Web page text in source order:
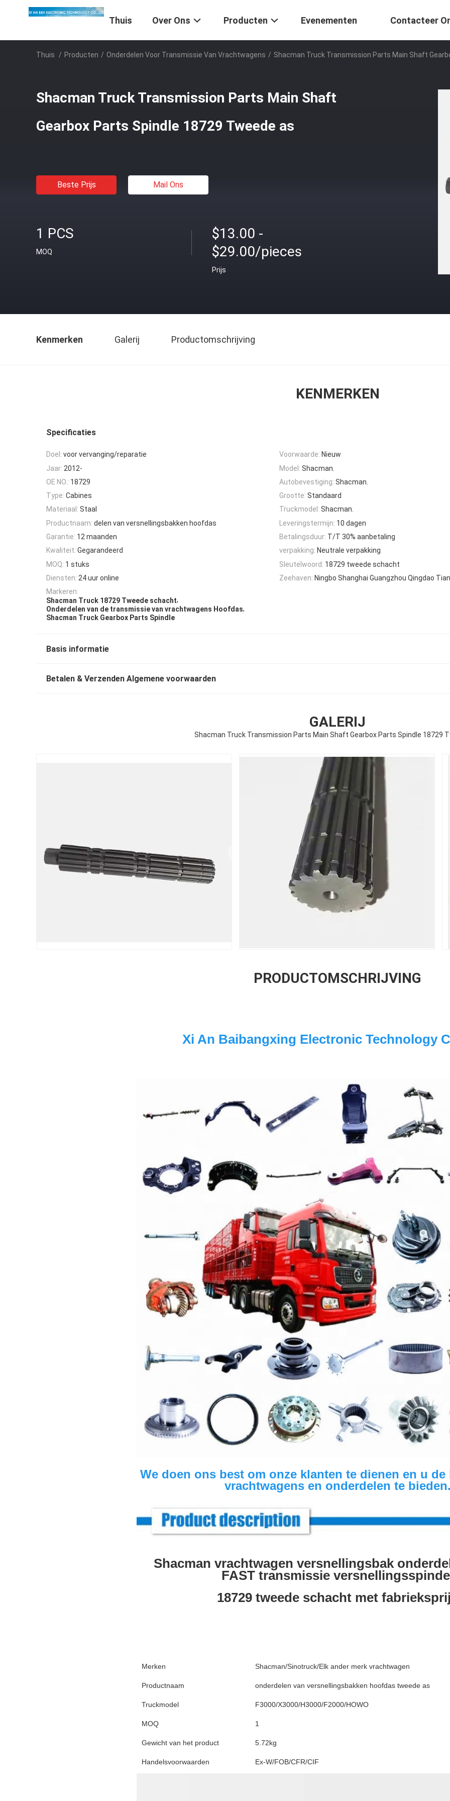
Thuis Over Ons Producten Evenementen Contacteer
Thuis / Producten / Onderdelen Voor Transmissie Van Vrachtwagens / Shacman Truck Transmission Parts Main Shaft
Shacman Truck Transmission Parts Main Shaft
Gearbox Parts Spindle 18729 Tweede as
Beste Prijs Mail Ons
1 PCS
MOQ
$13.00 -
$29.00/pieces
Prijs
Kenmerken Galerij Productomschrijving
KENMERKEN
Specificaties
Doel: voor vervanging/reparatie Voorwaarde: Nieuw
Jaar: 2012- Model: Shacman.
OE NO.: 18729 Autobevestiging: Shacman.
Type: Cabines Grootte: Standaard
Materiaal: Staal Truckmodel: Shacman.
Productnaam: delen van versnellingsbakken hoofdas Leveringstermijn: 10 dagen
Garantie: 12 maanden Betalingsduur: T/T 30% aanbetaling
Kwaliteit: Gegarandeerd verpakking: Neutrale verpakking
MOQ: 1 stuks Sleutelwoord: 18729 tweede schacht
Diensten: 24 uur online Zeehaven: Ningbo Shanghai Guangzhou Qingdao
Markeren:
Shacman Truck 18729 Tweede schacht,
Onderdelen van de transmissie van vrachtwagens Hoofdas,
Shacman Truck Gearbox Parts Spindle
Basis informatie
Betalen & Verzenden Algemene voorwaarden
GALERIJ
Shacman Truck Transmission Parts Main Shaft Gearbox Parts Spindle 18729
PRODUCTOMSCHRIJVING
Xi An Baibangxing Electronic Technology
We doen ons best om onze klanten te dienen en u
vrachtwagens en onderdelen te
Shacman vrachtwagen versnellingsbak
FAST transmissie
18729 tweede schacht met
Merken Shacman/Sinotruck/Elk ander merk vrachtwagen
Productnaam onderdelen van versnellingsbakken hoofdas tweede as
Truckmodel F3000/X3000/H3000/F2000/HOWO
MOQ 1
Gewicht van het product 5.72kg
Handelsvoorwaarden Ex-W/FOB/CFR/CIF